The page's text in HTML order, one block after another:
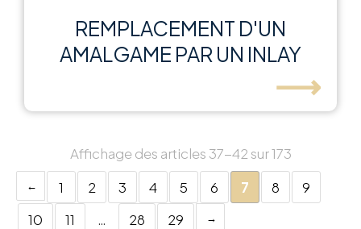
REMPLACEMENT D'UN
AMALGAME PAR UN INLAY
⟶
Affichage des articles 37-42 sur 173
1
2 3 4 5 6 7 8
9
10
11 … 28 29